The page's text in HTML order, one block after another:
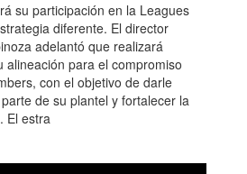
su participación en la Leagues
diferente. El director
adelantó que realizará
alineación para el compromiso
con el objetivo de darle
de su plantel y fortalecer la
El estra